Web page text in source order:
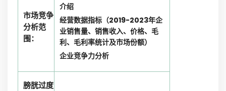
市场竞争
分析范
围：
介绍
经营数据指标（2019-2023年企
业销售量、销售收入、价格、毛
利、毛利率统计及市场份额）
企业竞争力分析
膀胱过度